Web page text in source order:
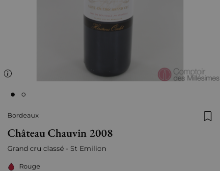
Bordeaux
Château Chauvin 2008
Grand cru classé - St Emilion
Rouge